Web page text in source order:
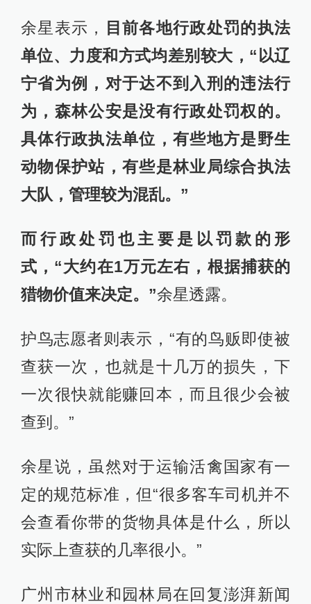
余星表示，
目前各地行政处罚的执法
单位、力度和方式均差别较大，“以辽
宁省为例，对于达不到入刑的违法行
为，森林公安是没有行政处罚权的。
具体行政执法单位，有些地方是野生
动物保护站，有些是林业局综合执法
大队，管理较为混乱。”
而行政处罚也主要是以罚款的形
式，“大约在1万元左右，根据捕获的
猎物价值来决定。”余星透露。
护鸟志愿者则表示，“有的鸟贩即使被
查获一次，也就是十几万的损失，下
一次很快就能赚回本，而且很少会被
查到。”
余星说，虽然对于运输活禽国家有一
定的规范标准，但“很多客车司机并不
会查看你带的货物具体是什么，所以
实际上查获的几率很小。”
广州市林业和园林局在回复澎湃新闻